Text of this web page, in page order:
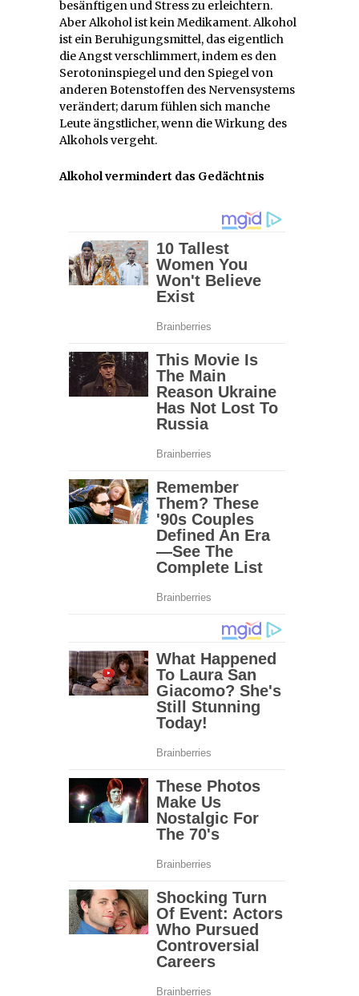
besänftigen und Stress zu erleichtern.
Aber Alkohol ist kein Medikament. Alkohol
ist ein Beruhigungsmittel, das eigentlich
die Angst verschlimmert, indem es den
Serotoninspiegel und den Spiegel von
anderen Botenstoffen des Nervensystems
verändert; darum fühlen sich manche
Leute ängstlicher, wenn die Wirkung des
Alkohols vergeht.
Alkohol vermindert das Gedächtnis